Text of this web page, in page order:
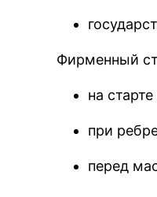
Фирменный
на
при
перед